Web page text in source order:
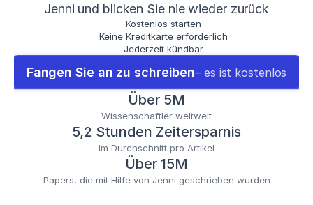
Jenni und blicken Sie nie wieder zurück
Kostenlos starten
Keine Kreditkarte erforderlich
Jederzeit kündbar
Fangen Sie an zu schreiben– es ist kostenlos
Über 5M
Wissenschaftler weltweit
5,2 Stunden Zeitersparnis
Im Durchschnitt pro Artikel
Über 15M
Papers, die mit Hilfe von Jenni geschrieben wurden